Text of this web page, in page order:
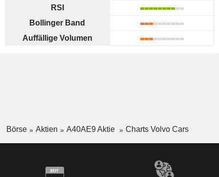
RSI
Bollinger Band
Auffällige Volumen
Börse Aktien A40AE9 Aktie Charts Volvo Cars